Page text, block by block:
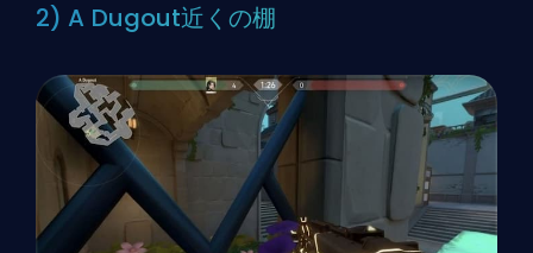
2) A Dugout近くの棚